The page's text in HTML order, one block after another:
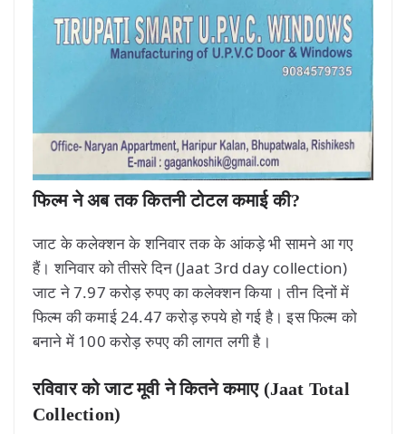
फिल्म ने अब तक कितनी टोटल कमाई की?
जाट के कलेक्शन के शनिवार तक के आंकड़े भी सामने आ गए
हैं। शनिवार को तीसरे दिन (Jaat 3rd day collection)
जाट ने 7.97 करोड़ रुपए का कलेक्शन किया। तीन दिनों में
फिल्म की कमाई 24.47 करोड़ रुपये हो गई है। इस फिल्म को
बनाने में 100 करोड़ रुपए की लागत लगी है।
रविवार को जाट मूवी ने कितने कमाए (Jaat Total
Collection)